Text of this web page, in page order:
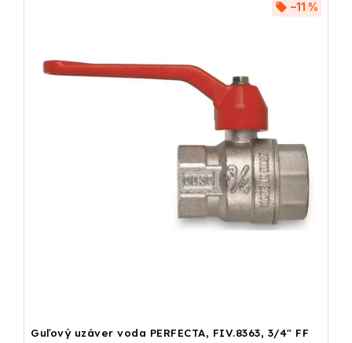
Guľový uzáver voda PERFECTA, FIV.8363, 3/4" FF
–11 %